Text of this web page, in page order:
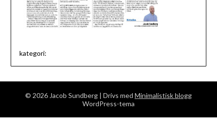
kategori:
© 2026 Jacob Sundberg | Drivs med Minimalistisk blogg
WordPress-tema